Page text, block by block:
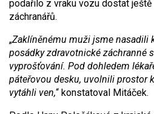
podařilo z vraku vozu dostat
záchranářů.
„Zaklíněnému muži jsme nasadili
posádky zdravotnické záchranné
vyprošťování. Pod dohledem
páteřovou desku, uvolnili prostor
vytáhli ven,“ konstatoval Mitáček.